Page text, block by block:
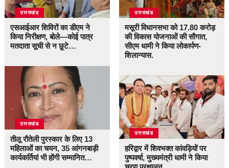
उत्तराखंड
एसआईआर शिविरों का डीएम ने
किया निरीक्षण, बोले—कोई पात्र
मतदाता सूची से न छूटे…
उत्तराखंड
तीलू रौतेली पुरस्कार के लिए 13
महिलाओं का चयन, 35 आंगनबाड़ी
कार्यकर्तियां भी होंगी सम्मानित…
उत्तराखंड
मसूरी विधानसभा को 17.80 करोड़
की विकास योजनाओं की सौगात,
सीएम धामी ने किया लोकार्पण-
शिलान्यास.
उत्तराखंड
हरिद्वार में शिवभक्त कांवड़ियों पर
पुष्पवर्षा, मुख्यमंत्री धामी ने किया